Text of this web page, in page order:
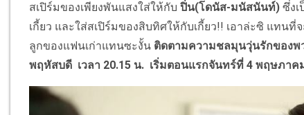
สเปิร์มของเพียงพันแสงใส่ให้กับปิ่น(โดนัส-มนัสนันท์)ซึ่ง
เกี้ยว และใส่สเปิร์มของสิบทิศให้กับเกี้ยว!! เอาล่ะซิ แทน
ลูกของแฟนเก่าแทนซะงั้น ติดตามความชลมุนวุ่นรักของพ
พฤหัสบดี เวลา 20.15 น. เริ่มตอนแรกจันทร์ที่ 4 พฤษภาค